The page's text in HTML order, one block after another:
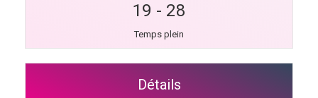
19 - 28
Temps plein
Détails